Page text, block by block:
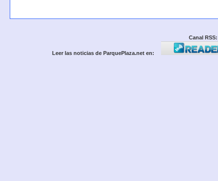
Canal RSS:
Leer las noticias de ParquePlaza.net en: